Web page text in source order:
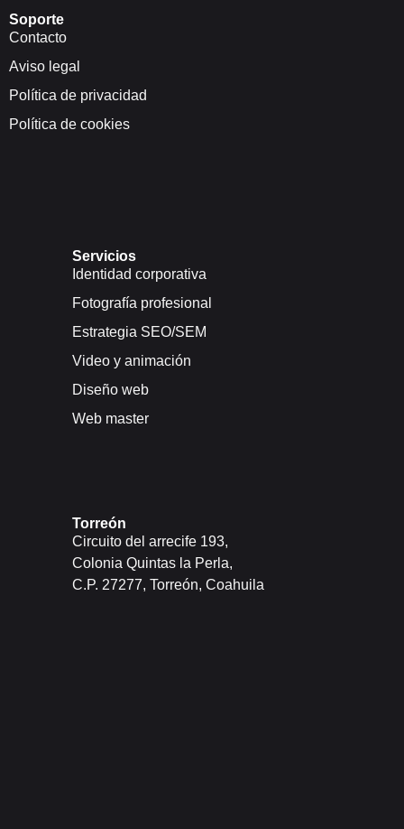
Soporte
Contacto
Aviso legal
Política de privacidad
Política de cookies
Servicios
Identidad corporativa
Fotografía profesional
Estrategia SEO/SEM
Video y animación
Diseño web
Web master
Torreón
Circuito del arrecife 193,
Colonia Quintas la Perla,
C.P. 27277, Torreón, Coahuila